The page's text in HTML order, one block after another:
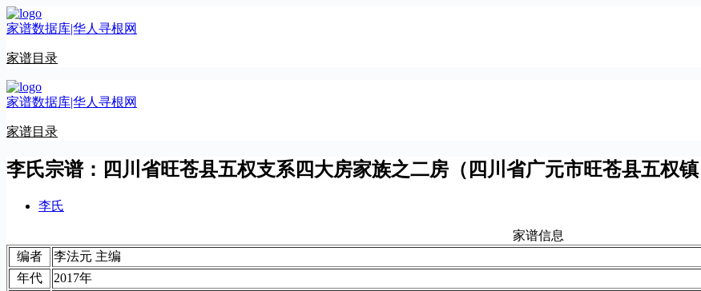
跳
至
容
家谱数据库|华人寻根网
家谱目录
家谱数据库|华人寻根网
家谱目录
李氏宗谱：四川省旺苍县五权支系四大房家族之二房（四川省广元市旺苍县五权镇
李氏
家谱信息
编者
李法元 主编
年代
2017年